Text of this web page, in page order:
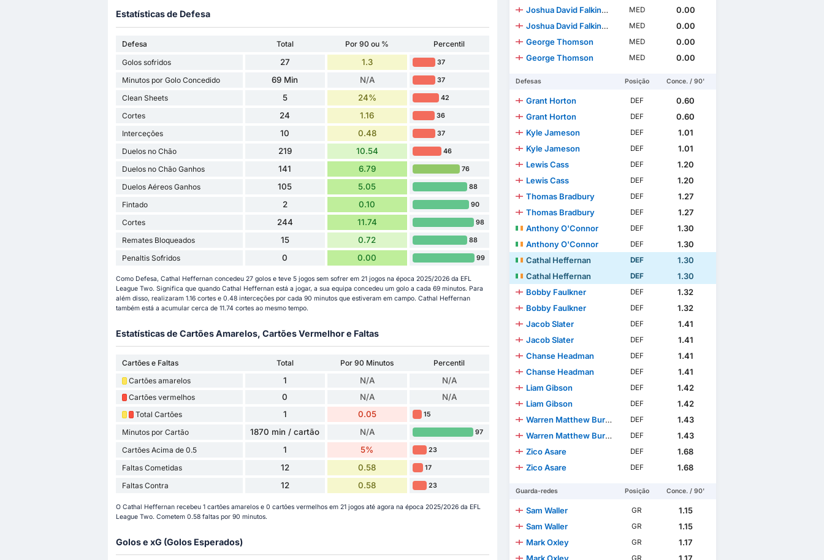
Estatísticas de Defesa
Defesa Total Por 90 ou %
Percentil
Golos sofridos
27 1.3 37
Minutos por Golo Concedido 69 Min N/A 37
Clean Sheets 5 24% 42
Cortes 24 1.16 36
Interceções 10 0.48 37
Duelos no Chão 219 10.54 46
Duelos no Chão Ganhos 141 6.79 76
Duelos Aéreos Ganhos 105 5.05 88
Fintado 2 0.10 90
Cortes 244 11.74 98
Remates Bloqueados 15 0.72 88
Penaltis Sofridos 0 0.00 99
Como Defesa, Cathal Heffernan concedeu 27 golos e teve 5 jogos sem sofrer em 21 jogos na época 2025/2026 da EFL
League Two. Significa que quando Cathal Heffernan está a jogar, a sua equipa concedeu um golo a cada 69 minutos. Para
além disso, realizaram 1.16 cortes e 0.48 interceções por cada 90 minutos que estiveram em campo. Cathal Heffernan
também está a acumular cerca de 11.74 cortes ao mesmo tempo.
Estatísticas de Cartões Amarelos, Cartões Vermelhor e Faltas
Cartões e Faltas Total Por 90 Minutos
Percentil
Cartões amarelos
1 N/A N/A
Cartões vermelhos 0 N/A N/A
Total Cartões 1 0.05 15
Minutos por Cartão 1870 min / cartão N/A 97
Cartões Acima de 0.5 1 5% 23
Faltas Cometidas 12 0.58 17
Faltas Contra 12 0.58 23
O Cathal Heffernan recebeu 1 cartões amarelos e 0 cartões vermelhos em 21 jogos até agora na época 2025/2026 da EFL
League Two. Cometem 0.58 faltas por 90 minutos.
Golos e xG (Golos Esperados)
Joshua David Falkingham
MED
0.00
Joshua David Falkingham
MED
0.00
George Thomson
MED
0.00
George Thomson
MED 0.00
Defesas Posição Conce. / 90'
Grant Horton DEF
0.60
Grant Horton
DEF
0.60
Kyle Jameson
DEF
1.01
Kyle Jameson
DEF
1.01
Lewis Cass
DEF
1.20
Lewis Cass
DEF
1.20
Thomas Bradbury
DEF
1.27
Thomas Bradbury
DEF
1.27
Anthony O'Connor
DEF
1.30
Anthony O'Connor
DEF
1.30
Cathal Heffernan
DEF
1.30
Cathal Heffernan
DEF
1.30
Bobby Faulkner
DEF
1.32
Bobby Faulkner
DEF
1.32
Jacob Slater
DEF
1.41
Jacob Slater
DEF
1.41
Chanse Headman
DEF
1.41
Chanse Headman
DEF
1.41
Liam Gibson
DEF
1.42
Liam Gibson
DEF
1.42
Warren Matthew Burrell
DEF
1.43
Warren Matthew Burrell
DEF
1.43
Zico Asare
DEF
1.68
Zico Asare
DEF 1.68
Guarda-redes Posição Conce. / 90'
Sam Waller GR
1.15
Sam Waller
GR
1.15
Mark Oxley
GR
1.17